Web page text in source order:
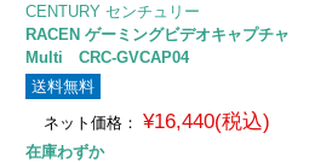
CENTURY センチュリー
RACEN ゲーミングビデオキャプチャ
Multi CRC-GVCAP04
送料無料
ネット価格： ¥16,440(税込)
在庫わずか